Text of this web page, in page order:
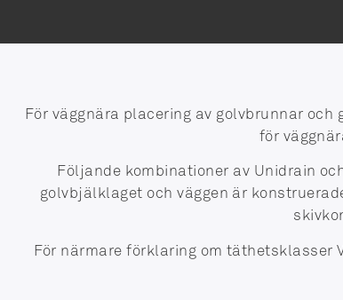
För väggnära placering av golvbrunnar
för
Följande kombinationer av Unidrain
golvbjälklaget och väggen är
För närmare förklaring om täthetsklasser